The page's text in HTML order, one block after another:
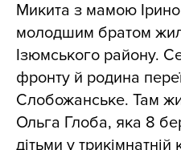
Микита з мамою
молодшим братом
Ізюмського району.
фронту й родина
Слобожанське. Там
Ольга Глоба, яка 8
дітьми у